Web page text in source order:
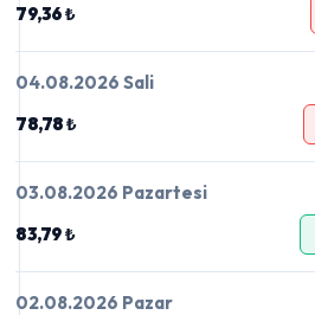
79,36 ₺
04.08.2026 Sali
78,78 ₺
03.08.2026 Pazartesi
83,79 ₺
02.08.2026 Pazar